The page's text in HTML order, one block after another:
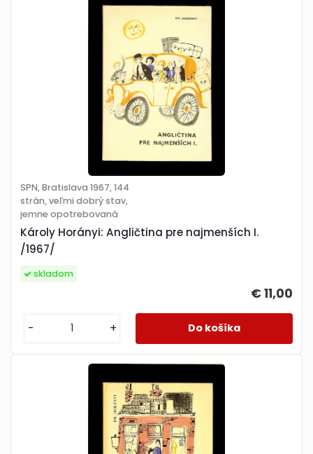
Károly Horányi: Angličtina pre najmenších I.
/1967/
SPN, Bratislava 1967, 144
strán, veľmi dobrý stav,
jemne opotrebovaná
€ 11,00
skladom
- +